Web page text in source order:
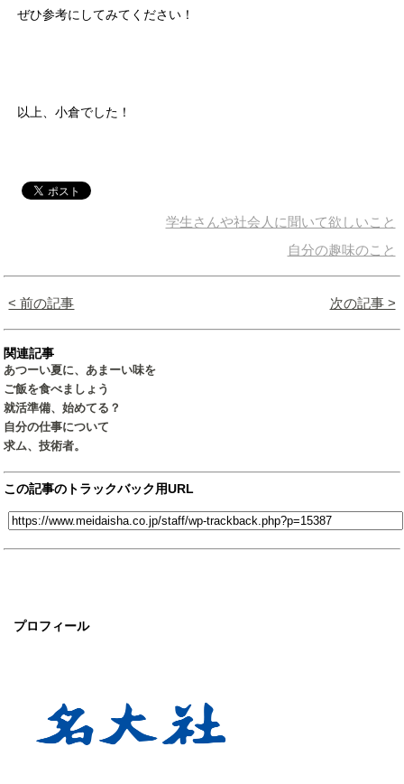
プロフィール
ぜひ参考にしてみてください！
以上、小倉でした！
学生さんや社会人に聞いて欲しいこと
自分の趣味のこと
< 前の記事 次の記事 >
関連記事
あつーい夏に、あまーい味を
ご飯を食べましょう
就活準備、始めてる？
自分の仕事について
求ム、技術者。
この記事のトラックバック用URL